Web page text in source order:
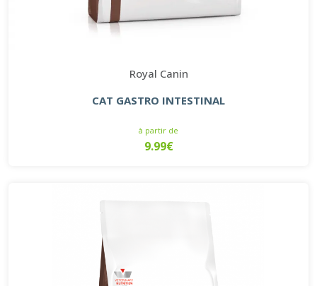
Royal Canin
CAT GASTRO INTESTINAL
à partir de
9.99€